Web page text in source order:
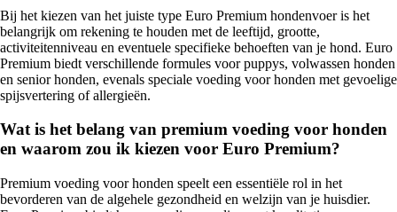
Bij het kiezen van het juiste type Euro Premium hondenvoer is het
belangrijk om rekening te houden met de leeftijd, grootte,
activiteitenniveau en eventuele specifieke behoeften van je hond. Euro
Premium biedt verschillende formules voor puppys, volwassen honden
en senior honden, evenals speciale voeding voor honden met gevoelige
spijsvertering of allergieën.
Wat is het belang van premium voeding voor honden
en waarom zou ik kiezen voor Euro Premium?
Premium voeding voor honden speelt een essentiële rol in het
bevorderen van de algehele gezondheid en welzijn van je huisdier.